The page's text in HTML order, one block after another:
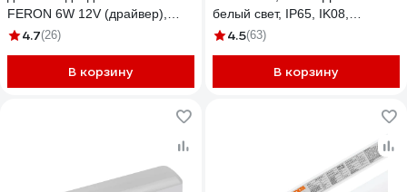
FERON 6W 12V (драйвер),
LB003 21480
4.7(26)
В корзину
белый свет, IP65, IK08,
Накладной / Подвесной
4.5(63)
В корзину